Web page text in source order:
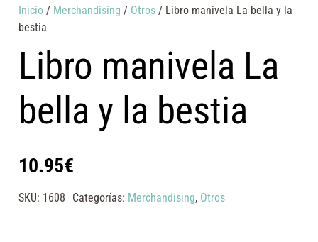
Inicio / Merchandising / Otros / Libro manivela La bella y la
bestia
Libro manivela La
bella y la bestia
10.95€
SKU: 1608 Categorías: Merchandising, Otros